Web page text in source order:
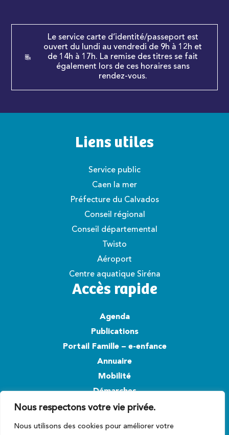
Nous respectons votre vie privée.
Nous utilisons des cookies pour améliorer votre
Le service carte d’identité/passeport est
ouvert du lundi au vendredi de 9h à 12h et
de 14h à 17h. La remise des titres se fait
également lors de ces horaires sans
rendez-vous.
Liens utiles
Service public
Caen la mer
Préfecture du Calvados
Conseil régional
Conseil départemental
Twisto
Aéroport
Centre aquatique Siréna
Accès rapide
Agenda
Publications
Portail Famille – e-enfance
Annuaire
Mobilité
Démarches
Suivez-nous